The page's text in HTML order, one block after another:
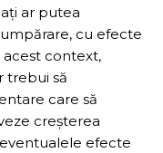
ar putea
cu efecte
context,
trebui să
care să
creșterea
efecte